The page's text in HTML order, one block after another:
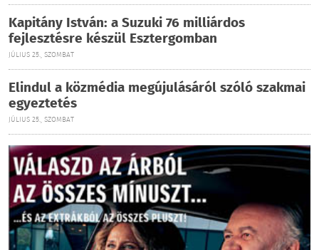
Kapitány István: a Suzuki 76 milliárdos
fejlesztésre készül Esztergomban
JÚLIUS 25., SZOMBAT
Elindul a közmédia megújulásáról szóló szakmai
egyeztetés
JÚLIUS 25., SZOMBAT